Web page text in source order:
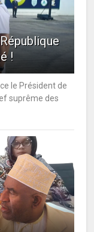
!
le Président de
suprême des